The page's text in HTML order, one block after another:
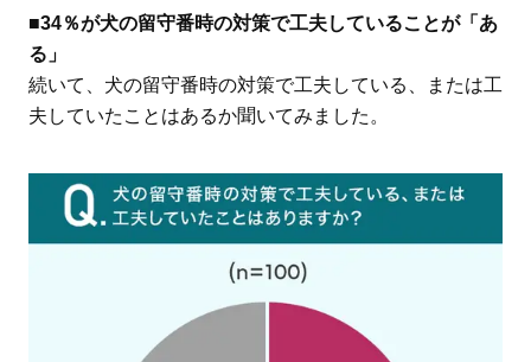
■34％が犬の留守番時の対策で工夫していることが「あ
る」
続いて、犬の留守番時の対策で工夫している、または工
夫していたことはあるか聞いてみました。